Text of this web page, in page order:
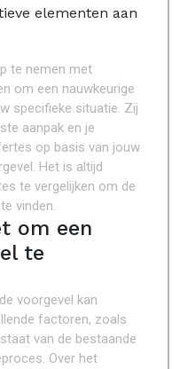
elementen aan
te nemen met
om een nauwkeurige
specifieke situatie. Zij
aanpak en je
op basis van jouw
Het is altijd
te vergelijken om de
vinden.
om een
te
voorgevel kan
factoren, zoals
van de bestaande
Over het